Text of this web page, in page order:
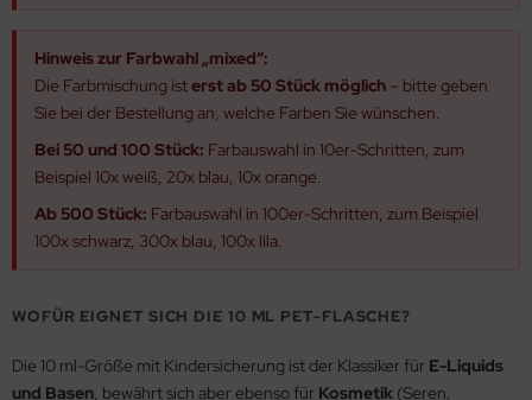
Hinweis zur Farbwahl „mixed“:
Die Farbmischung isterst ab 50 Stück möglich – bitte geben
Sie bei der Bestellung an, welche Farben Sie wünschen.
Bei 50 und 100 Stück: Farbauswahl in 10er-Schritten, zum
Beispiel 10x weiß, 20x blau, 10x orange.
Ab 500 Stück: Farbauswahl in 100er-Schritten, zum Beispiel
100x schwarz, 300x blau, 100x lila.
WOFÜR EIGNET SICH DIE 10 ML PET-FLASCHE?
Die 10 ml-Größe mit Kindersicherung ist der Klassiker für E-Liquids
und Basen, bewährt sich aber ebenso für Kosmetik (Seren,